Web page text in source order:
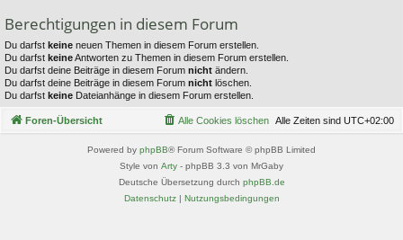
Berechtigungen in diesem Forum
Du darfst keine neuen Themen in diesem Forum erstellen.
Du darfst keineAntworten zu Themen in diesem Forum erstellen.
Du darfst deine Beiträge in diesem Forum nicht ändern.
Du darfst deine Beiträge in diesem Forum nicht löschen.
Du darfst keine Dateianhänge in diesem Forum erstellen.
Foren-Übersicht Alle Zeiten sind UTC+02:00
Alle Cookies löschen
Powered by phpBB® Forum Software © phpBB Limited
Style von Arty - phpBB 3.3 von MrGaby
Deutsche Übersetzung durch phpBB.de
Datenschutz| Nutzungsbedingungen